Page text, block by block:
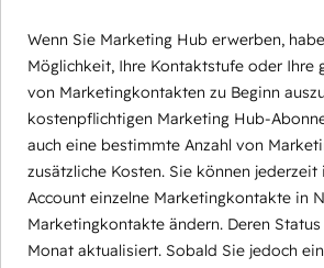
Wenn Sie Marketing Hub erwerben,
Möglichkeit, Ihre Kontaktstufe oder Ihre
von Marketingkontakten zu Beginn
kostenpflichtigen Marketing Hub-
auch eine bestimmte Anzahl von
zusätzliche Kosten. Sie können
Account einzelne Marketingkontakte in
Marketingkontakte ändern. Deren
Monat aktualisiert. Sobald Sie jedoch